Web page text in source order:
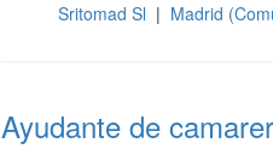
Sritomad Sl | Madrid
Ayudante de